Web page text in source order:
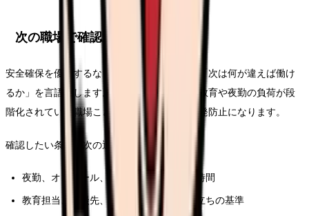
次の職場で確認する条件
安全確保を優先するなら、求人票を見る前に「次は何が違えば働け
るか」を言語化します。相談先が複数ある、教育や夜勤の負荷が段
階化されている職場ことが、このテーマの再発防止になります。
確認したい条件は次の通りです。
夜勤、オンコール、残業、前残業、記録時間
教育担当、相談先、フォロー期間、独り立ちの基準